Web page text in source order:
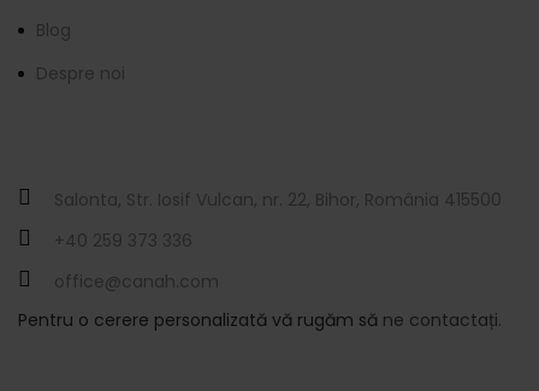
Blog
Despre noi
Salonta, Str. Iosif Vulcan, nr. 22, Bihor, România 415500
+40 259 373 336
office@canah.com
Pentru o cerere personalizată vă rugăm să ne contactați.